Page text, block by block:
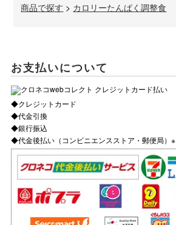
商品で探す > カロリーたんぱく調整食
お支払いについて
◆クレジットカード
◆代金引換
◆銀行振込
◆代金後払い（コンビニエンスストア・郵便局）※